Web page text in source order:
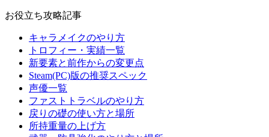
お役立ち攻略記事
キャラメイクのやり方
トロフィー・実績一覧
新要素と前作からの変更点
Steam(PC)版の推奨スペック
声優一覧
ファストトラベルのやり方
戻りの礎の使い方と場所
所持重量の上げ方